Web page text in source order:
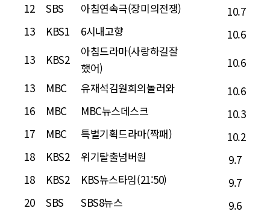
12
SBS 아침연속극(장미의전쟁)
10.7
13
KBS1 6시내고향
10.6
13
KBS2
아침드라마(사랑하길잘
했어)
10.6
13
MBC 유재석김원희의놀러와
10.6
16
MBC MBC뉴스데스크
10.3
17
MBC 특별기획드라마(짝패)
10.2
18
KBS2 위기탈출넘버원
9.7
18
KBS2 KBS뉴스타임(21:50)
9.7
20
SBS SBS8뉴스 9.6